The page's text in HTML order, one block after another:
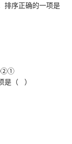
序正确的一项是
是（ ）